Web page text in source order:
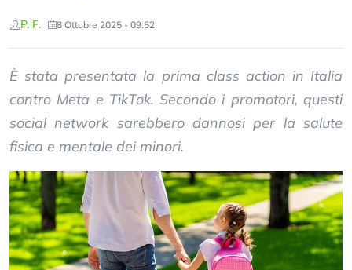
P. F. 8 Ottobre 2025 - 09:52
È stata presentata la prima class action in Italia
contro Meta e TikTok. Secondo i promotori, questi
social network sarebbero dannosi per la salute
fisica e mentale dei minori.